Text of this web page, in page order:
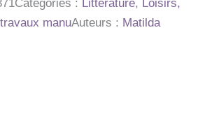
Catégories : Littérature, Loisirs,
manuAuteurs : Matilda